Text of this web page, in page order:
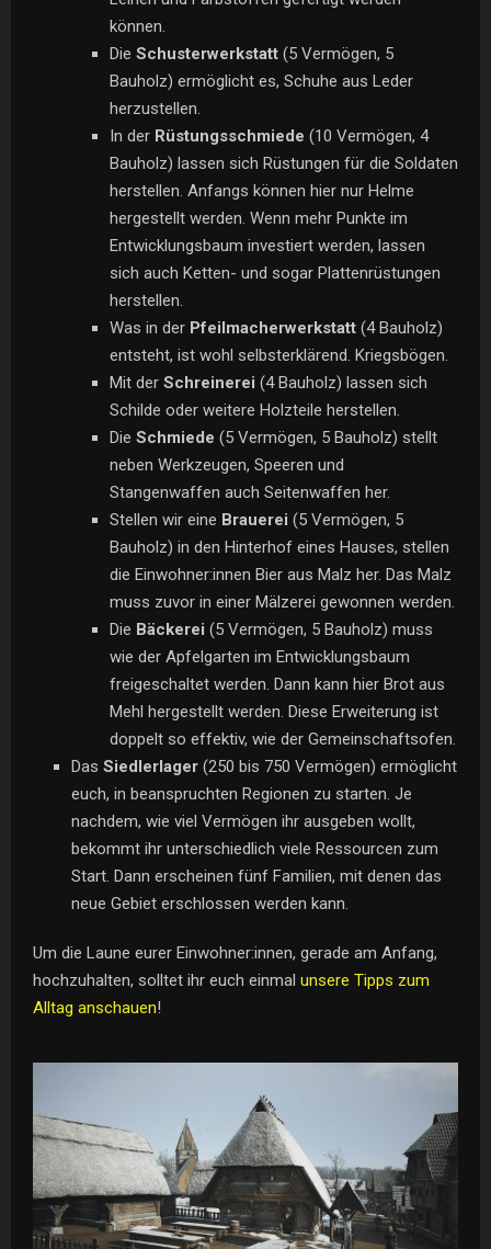
können.
Die Schusterwerkstatt (5 Vermögen, 5
Bauholz) ermöglicht es, Schuhe aus Leder
herzustellen.
In der Rüstungsschmiede (10 Vermögen, 4
Bauholz) lassen sich Rüstungen für die Soldaten
herstellen. Anfangs können hier nur Helme
hergestellt werden. Wenn mehr Punkte im
Entwicklungsbaum investiert werden, lassen
sich auch Ketten- und sogar Plattenrüstungen
herstellen.
Was in der Pfeilmacherwerkstatt (4 Bauholz)
entsteht, ist wohl selbsterklärend. Kriegsbögen.
Mit der Schreinerei (4 Bauholz) lassen sich
Schilde oder weitere Holzteile herstellen.
Die Schmiede (5 Vermögen, 5 Bauholz) stellt
neben Werkzeugen, Speeren und
Stangenwaffen auch Seitenwaffen her.
Stellen wir eine Brauerei (5 Vermögen, 5
Bauholz) in den Hinterhof eines Hauses, stellen
die Einwohner:innen Bier aus Malz her. Das Malz
muss zuvor in einer Mälzerei gewonnen werden.
Die Bäckerei (5 Vermögen, 5 Bauholz) muss
wie der Apfelgarten im Entwicklungsbaum
freigeschaltet werden. Dann kann hier Brot aus
Mehl hergestellt werden. Diese Erweiterung ist
doppelt so effektiv, wie der Gemeinschaftsofen.
Das Siedlerlager (250 bis 750 Vermögen) ermöglicht
euch, in beanspruchten Regionen zu starten. Je
nachdem, wie viel Vermögen ihr ausgeben wollt,
bekommt ihr unterschiedlich viele Ressourcen zum
Start. Dann erscheinen fünf Familien, mit denen das
neue Gebiet erschlossen werden kann.
Um die Laune eurer Einwohner:innen, gerade am Anfang,
hochzuhalten, solltet ihr euch einmal unsere Tipps zum
Alltag anschauen!